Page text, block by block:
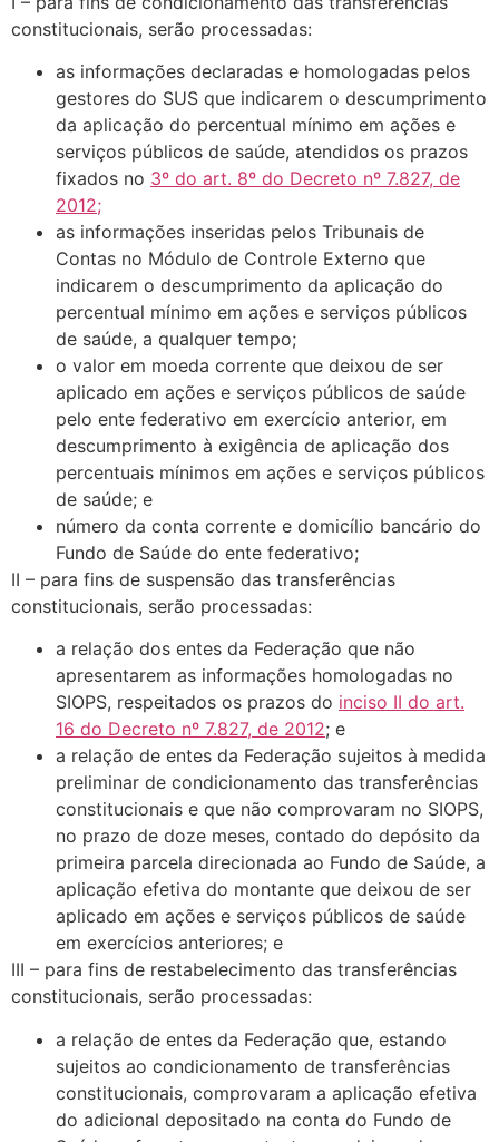
constitucionais, serão processadas:
as informações declaradas e homologadas pelos
gestores do SUS que indicarem o descumprimento
da aplicação do percentual mínimo em ações e
serviços públicos de saúde, atendidos os prazos
fixados no 3º do art. 8º do Decreto nº 7.827, de
2012;
as informações inseridas pelos Tribunais de
Contas no Módulo de Controle Externo que
indicarem o descumprimento da aplicação do
percentual mínimo em ações e serviços públicos
de saúde, a qualquer tempo;
o valor em moeda corrente que deixou de ser
aplicado em ações e serviços públicos de saúde
pelo ente federativo em exercício anterior, em
descumprimento à exigência de aplicação dos
percentuais mínimos em ações e serviços públicos
de saúde; e
número da conta corrente e domicílio bancário do
Fundo de Saúde do ente federativo;
II – para fins de suspensão das transferências
constitucionais, serão processadas:
a relação dos entes da Federação que não
apresentarem as informações homologadas no
SIOPS, respeitados os prazos do inciso II do art.
16 do Decreto nº 7.827, de 2012; e
a relação de entes da Federação sujeitos à medida
preliminar de condicionamento das transferências
constitucionais e que não comprovaram no SIOPS,
no prazo de doze meses, contado do depósito da
primeira parcela direcionada ao Fundo de Saúde, a
aplicação efetiva do montante que deixou de ser
aplicado em ações e serviços públicos de saúde
em exercícios anteriores; e
III – para fins de restabelecimento das transferências
constitucionais, serão processadas:
a relação de entes da Federação que, estando
sujeitos ao condicionamento de transferências
constitucionais, comprovaram a aplicação efetiva
do adicional depositado na conta do Fundo de